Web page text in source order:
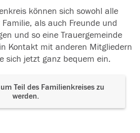
können sich sowohl alle
als auch Freunde und
und so eine Trauergemeinde
Kontakt mit anderen Mitgliedern
sich jetzt ganz bequem ein.
Teil des Familienkreises zu
werden.